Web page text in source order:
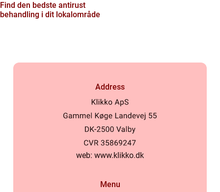
Find den bedste antirust
behandling i dit lokalområde
Address
web: www.klikko.dk
Menu